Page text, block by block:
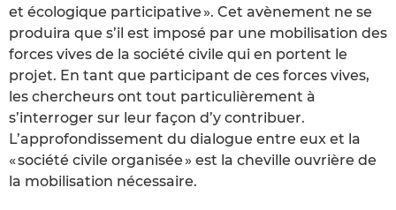
et écologique participative ». Cet avènement ne se
produira que s’il est imposé par une mobilisation des
forces vives de la société civile qui en portent le
projet. En tant que participant de ces forces vives,
les chercheurs ont tout particulièrement à
s’interroger sur leur façon d’y contribuer.
L’approfondissement du dialogue entre eux et la
« société civile organisée » est la cheville ouvrière de
la mobilisation nécessaire.